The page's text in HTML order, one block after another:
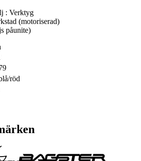
: Verktyg
(motoriserad)
påunite)
röd